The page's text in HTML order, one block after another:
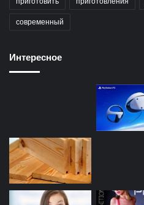
современный
Интересное